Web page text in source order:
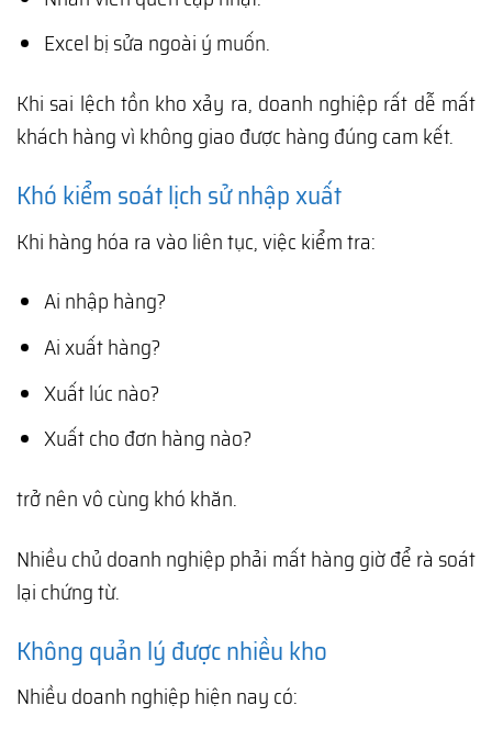
Excel bị sửa ngoài ý muốn.
Khi sai lệch tồn kho xảy ra, doanh nghiệp rất dễ mất
khách hàng vì không giao được hàng đúng cam kết.
Khó kiểm soát lịch sử nhập xuất
Khi hàng hóa ra vào liên tục, việc kiểm tra:
Ai nhập hàng?
Ai xuất hàng?
Xuất lúc nào?
Xuất cho đơn hàng nào?
trở nên vô cùng khó khăn.
Nhiều chủ doanh nghiệp phải mất hàng giờ để rà soát
lại chứng từ.
Không quản lý được nhiều kho
Nhiều doanh nghiệp hiện nay có: